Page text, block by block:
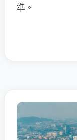
準。